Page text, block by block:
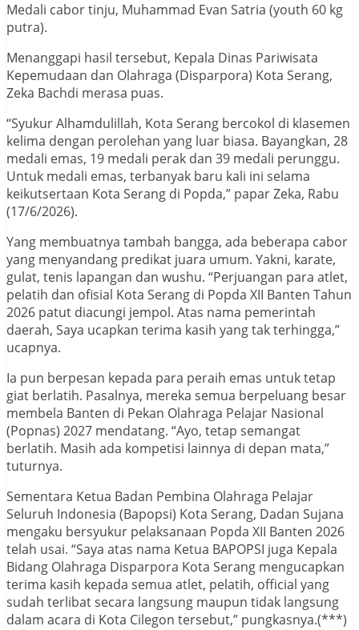
Medali cabor tinju, Muhammad Evan Satria (youth 60 kg
putra).
Menanggapi hasil tersebut, Kepala Dinas Pariwisata
Kepemudaan dan Olahraga (Disparpora) Kota Serang,
Zeka Bachdi merasa puas.
“Syukur Alhamdulillah, Kota Serang bercokol di klasemen
kelima dengan perolehan yang luar biasa. Bayangkan, 28
medali emas, 19 medali perak dan 39 medali perunggu.
Untuk medali emas, terbanyak baru kali ini selama
keikutsertaan Kota Serang di Popda,” papar Zeka, Rabu
(17/6/2026).
Yang membuatnya tambah bangga, ada beberapa cabor
yang menyandang predikat juara umum. Yakni, karate,
gulat, tenis lapangan dan wushu. “Perjuangan para atlet,
pelatih dan ofisial Kota Serang di Popda XII Banten Tahun
2026 patut diacungi jempol. Atas nama pemerintah
daerah, Saya ucapkan terima kasih yang tak terhingga,”
ucapnya.
Ia pun berpesan kepada para peraih emas untuk tetap
giat berlatih. Pasalnya, mereka semua berpeluang besar
membela Banten di Pekan Olahraga Pelajar Nasional
(Popnas) 2027 mendatang. “Ayo, tetap semangat
berlatih. Masih ada kompetisi lainnya di depan mata,”
tuturnya.
Sementara Ketua Badan Pembina Olahraga Pelajar
Seluruh Indonesia (Bapopsi) Kota Serang, Dadan Sujana
mengaku bersyukur pelaksanaan Popda XII Banten 2026
telah usai. “Saya atas nama Ketua BAPOPSI juga Kepala
Bidang Olahraga Disparpora Kota Serang mengucapkan
terima kasih kepada semua atlet, pelatih, official yang
sudah terlibat secara langsung maupun tidak langsung
dalam acara di Kota Cilegon tersebut,” pungkasnya.(***)